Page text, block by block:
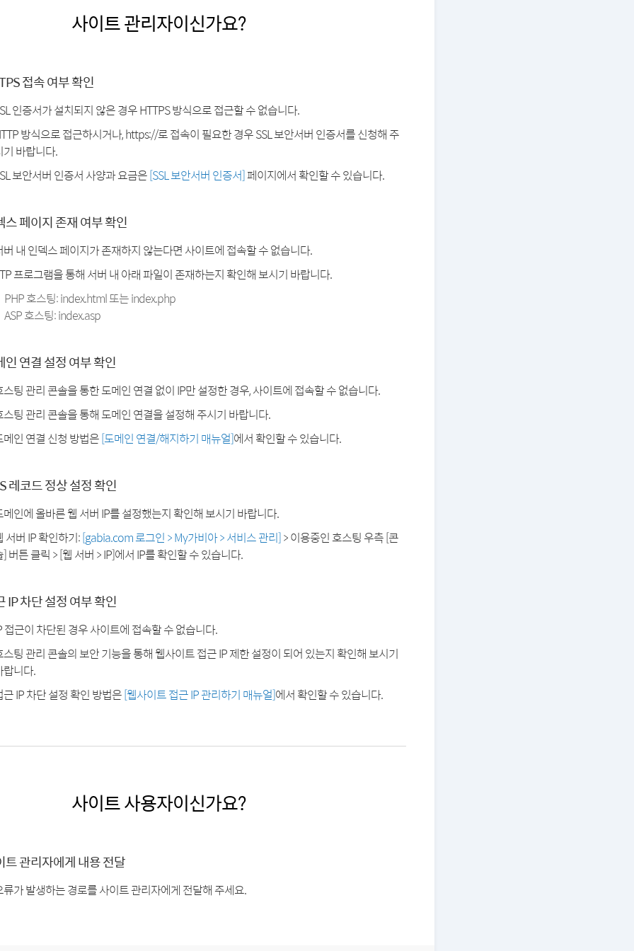
사이트 관리자이신가요?
접속 여부 확인
인증서가 설치되지 않은 경우 HTTPS 방식으로 접근할 수 없습니다.
방식으로 접근하시거나, https://로 접속이 필요한 경우 SSL 보안서버 인증서를 신청해 주
기 바랍니다.
보안서버 인증서 사양과 요금은[SSL 보안서버 인증서]페이지에서 확인할 수 있습니다.
스 페이지 존재 여부 확인
버 내 인덱스 페이지가 존재하지 않는다면 사이트에 접속할 수 없습니다.
프로그램을 통해 서버 내 아래 파일이 존재하는지 확인해 보시기 바랍니다.
PHP 호스팅: index.html 또는 index.php
ASP 호스팅: index.asp
인 연결 설정 여부 확인
스팅 관리 콘솔을 통한 도메인 연결 없이 IP만 설정한 경우, 사이트에 접속할 수 없습니다.
스팅 관리 콘솔을 통해 도메인 연결을 설정해 주시기 바랍니다.
메인 연결 신청 방법은[도메인 연결/해지하기 매뉴얼]에서 확인할 수 있습니다.
레코드 정상 설정 확인
메인에 올바른 웹 서버 IP를 설정했는지 확인해 보시기 바랍니다.
서버 IP 확인하기:[gabia.com 로그인 > My가비아 > 서비스 관리]> 이용중인 호스팅 우측 [콘
] 버튼 클릭 > [웹 서버 > IP]에서 IP를 확인할 수 있습니다.
IP 차단 설정 여부 확인
접근이 차단된 경우 사이트에 접속할 수 없습니다.
스팅 관리 콘솔의 보안 기능을 통해 웹사이트 접근 IP 제한 설정이 되어 있는지 확인해 보시기
랍니다.
근 IP 차단 설정 확인 방법은[웹사이트 접근 IP 관리하기 매뉴얼]에서 확인할 수 있습니다.
사이트 사용자이신가요?
트 관리자에게 내용 전달
류가 발생하는 경로를 사이트 관리자에게 전달해 주세요.